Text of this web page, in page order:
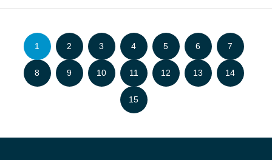
1 2 3 4 5 6 7
8 9 10 11 12 13 14
15